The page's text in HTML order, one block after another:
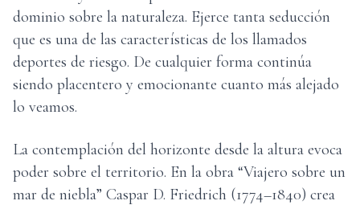
dominio sobre la naturaleza. Ejerce tanta seducción
que es una de las características de los llamados
deportes de riesgo. De cualquier forma continúa
siendo placentero y emocionante cuanto más alejado
lo veamos.
La contemplación del horizonte desde la altura evoca
poder sobre el territorio. En la obra “Viajero sobre un
mar de niebla” Caspar D. Friedrich (1774–1840) crea